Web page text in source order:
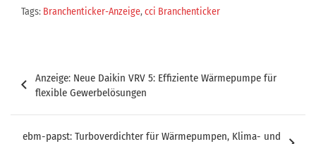
Tags: Branchenticker-Anzeige,cci Branchenticker
Beitragsnavigation
Anzeige: Neue Daikin VRV 5: Effiziente Wärmepumpe für
flexible Gewerbelösungen
ebm-papst: Turboverdichter für Wärmepumpen, Klima- und